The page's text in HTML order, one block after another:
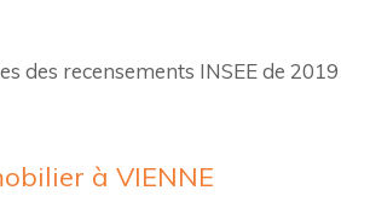
des recensements INSEE de 2019
à VIENNE